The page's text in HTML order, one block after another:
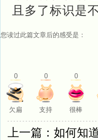
且多了标识是
您读过此篇文章后的感受是：
0 0 0
欠扁 支持 很棒
上一篇：如何知